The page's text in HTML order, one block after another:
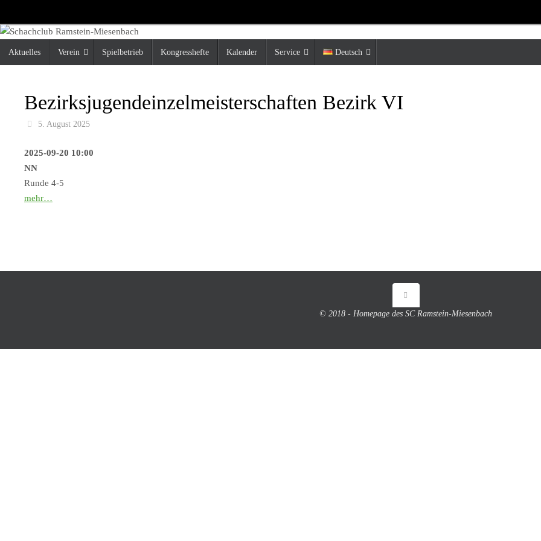
Inhalt
springen
Inhalt
Aktuelles Verein Spielbetrieb Kongresshefte Kalender Service Deutsch
Bezirksjugendeinzelmeisterschaften Bezirk VI
5. August 2025
2025-09-20 10:00
NN
Runde 4-5
mehr…
© 2018 - Homepage des SC Ramstein-Miesenbach